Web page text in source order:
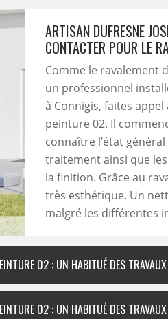
ARTISAN DUFRESNE
CONTACTER POUR LE
Comme le ravalement
un professionnel
à Connigis, faites
peinture 02. Il
connaître l’état
traitement ainsi que
la finition. Grâce au
très esthétique. Un
malgré les différentes
02 : UN HABITUÉ DES
02 : UN HABITUÉ DES